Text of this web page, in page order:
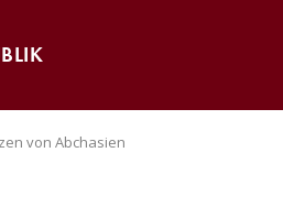
von Abchasien